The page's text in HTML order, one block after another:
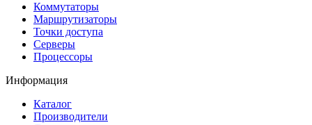
Коммутаторы
Маршрутизаторы
Точки доступа
Серверы
Процессоры
Информация
Каталог
Производители